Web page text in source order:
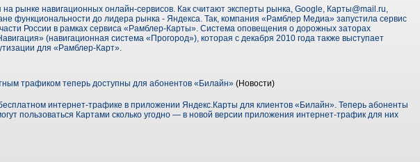
на рынке навигационных онлайн-сервисов. Как считают эксперты рынка, Google, Карты@mail.ru,
функциональности до лидера рынка - Яндекса. Так, компания «Рамблер Медиа» запустила сервис
России в рамках сервиса «Рамблер-Карты». Система оповещения о дорожных заторах
(навигационная система «Прогород»), которая с декабря 2010 года также выступает
для «Рамблер-Карт».
трафиком теперь доступны для абонентов «Билайн» (Новости)
интернет-трафике в приложении Яндекс.Карты для клиентов «Билайн». Теперь абоненты
пользоваться Картами сколько угодно — в новой версии приложения интернет-трафик для них